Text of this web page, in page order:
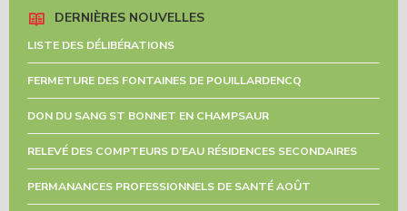
DERNIÈRES NOUVELLES
LISTE DES DÉLIBÉRATIONS
FERMETURE DES FONTAINES DE POUILLARDENCQ
DON DU SANG ST BONNET EN CHAMPSAUR
RELEVÉ DES COMPTEURS D’EAU RÉSIDENCES SECONDAIRES
PERMANANCES PROFESSIONNELS DE SANTÉ AOÛT